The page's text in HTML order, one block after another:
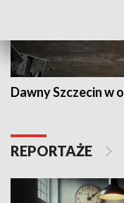
Dawny Szczecin w
REPORTAŻE